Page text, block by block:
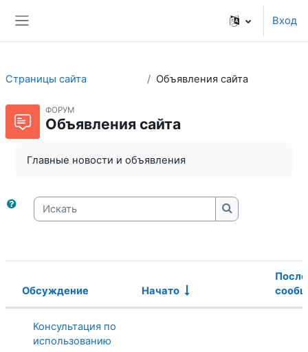
Вход
Страницы сайта Объявления сайта
ФОРУМ
Объявления сайта
Главные новости и объявления
Искать
Искать
Список обсуждений. Показано 19
Статус
Обсуждение Начато
Консультация по
использованию